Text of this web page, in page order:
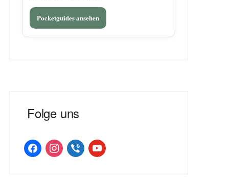
Pocketguides ansehen
Folge uns
facebookinstagramviber youtube